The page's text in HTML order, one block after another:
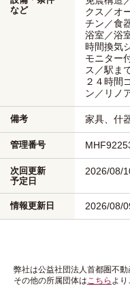
など
クス／オ
チン／食
浴室／浴
時間換気
モニター
ス／駅ま
２４時間
ン／リノ
備考 家具、什
管理番号
次回更新
予定日
2026/08/
情報更新日 2026/08/
弊社は公益社団法人首都圏不動
その他の所属団体はこちら より